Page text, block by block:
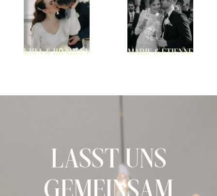
LASST UNS
GEMEINSAM